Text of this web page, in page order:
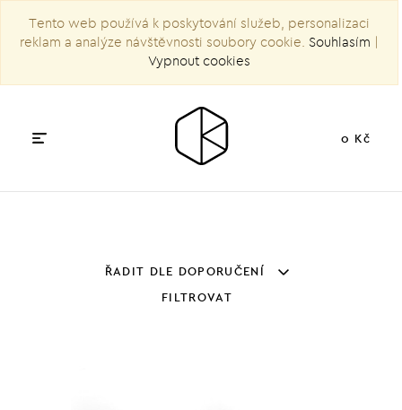
Tento web používá k poskytování služeb, personalizaci
reklam a analýze návštěvnosti soubory cookie. Souhlasím |
Vypnout cookies
0 Kč
ŘADIT DLE DOPORUČENÍ
FILTROVAT